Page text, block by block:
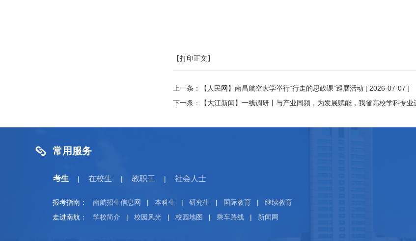
【打印正文】
上一条： 【人民网】南昌航空大学举行“行走的思政课”巡展活动 [ 2026-07-07 ]
下一条：
【大江新闻】一线调研丨与产业同频，为发展赋能，我省高校学科专业
常用服务
考生 | 在校生 | 教职工 | 社会人士
报考指南： 南航招生信息网 | 本科生 | 研究生 | 国际教育 |
继续教育
走进南航：
学校简介 | 校园风光 | 校园地图 | 乘车路线 | 新闻网